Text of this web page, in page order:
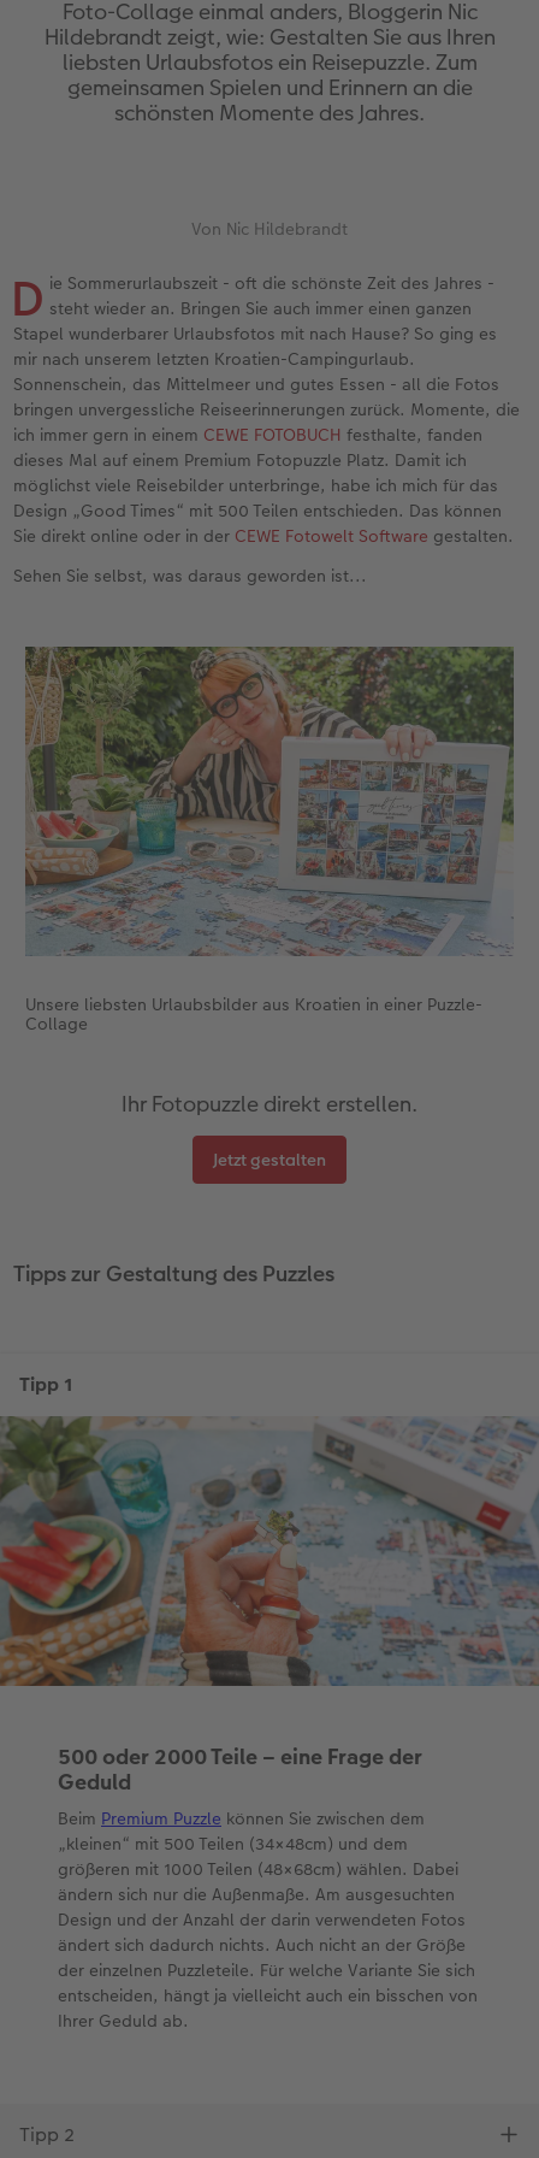
Jahrbuch gestalten
CEWE FOTOBUCH Kids
Panoramaseite
Designvorlagen
Foto-Kochbuch
Kundenbeispiele
Webinare
CEWE myPhotos
Gestaltungsideen
Anleitungen & Hilfe
Inspiration
Neuheiten
Bilderboxen
Premium Poster
Fotosticker
Fotos digitalisieren
CEWE myPhotos
Neuheiten
Extras
Photo Streetmap Poster
Acrylglas
Alu-Dibond
Hartschaum
Gallery Print
hexxas
Willkommensschild
Wandgestaltung
Mehrteiler
im Wunschformat
Neuheiten
Extras
Dankeskarten Kommunion
Dankeskarten
Urlaubsgrüße
Papierqualitäten
Klappkarten
Fotokarten
Postkarten
Karte mit Einsteckfoto
Einzelkarten
Digitale Grußkarte
CEWE myPhotos
Neuheiten
Textilien
Schule & Büro
Foto-Geschenkbox
Handyhüllen
Faber-Castell
Haustierwelt
Geschenkideen
Kundenbeispiele
CEWE myPhotos
Neuheiten
Wandkalender mit Design
NEU: Wandkalender Fineline
Kalender-Kundenbeispiele
Extras
CEWE myPhotos
Max Case
Smartflip
PopGrip
CEWE myPhotos
Neuheiten
nachhaltiger Schenken
Danke sagen
Liebe schenken
Inspiration
Kundenbeispiele
Liebe schenken
Fototipps
Gestaltungsideen
Hochzeit
Baby
Familie
Geburtstag
Fotowettbewerbe
Faszination Fotografie
Neuheiten
Foto-Collage einmal anders, Bloggerin Nic
Hildebrandt zeigt, wie: Gestalten Sie aus Ihren
liebsten Urlaubsfotos ein Reisepuzzle. Zum
gemeinsamen Spielen und Erinnern an die
schönsten Momente des Jahres.
Von Nic Hildebrandt
D ie Sommerurlaubszeit - oft die schönste Zeit des Jahres -
steht wieder an. Bringen Sie auch immer einen ganzen
Stapel wunderbarer Urlaubsfotos mit nach Hause? So ging es
mir nach unserem letzten Kroatien-Campingurlaub.
Sonnenschein, das Mittelmeer und gutes Essen - all die Fotos
bringen unvergessliche Reiseerinnerungen zurück. Momente, die
ich immer gern in einem CEWE FOTOBUCH festhalte, fanden
dieses Mal auf einem Premium Fotopuzzle Platz. Damit ich
möglichst viele Reisebilder unterbringe, habe ich mich für das
Design „Good Times“ mit 500 Teilen entschieden. Das können
Sie direkt online oder in der CEWE Fotowelt Software gestalten.
Sehen Sie selbst, was daraus geworden ist...
Unsere liebsten Urlaubsbilder aus Kroatien in einer Puzzle-
Collage
Ihr Fotopuzzle direkt erstellen.
Jetzt gestalten
Tipps zur Gestaltung des Puzzles